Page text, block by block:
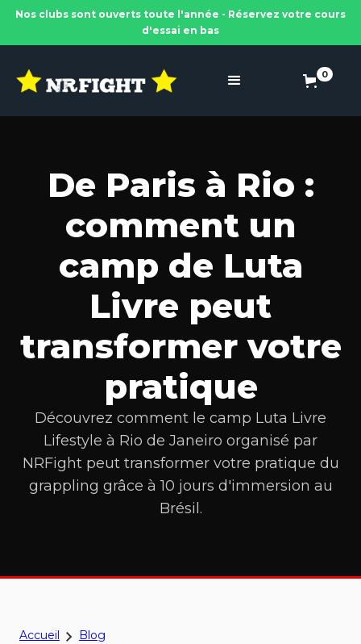
Nos clubs sont ouverts toute l'année - Réservez votre cours
d'essai en bas
0
De Paris à Rio :
comment un
camp de Luta
Livre peut
transformer votre
pratique
Découvrez comment le camp Luta Livre
Lifestyle à Rio de Janeiro organisé par
NRFight peut transformer votre pratique du
grappling grâce à 10 jours d'immersion au
Brésil.
Accueil Blog